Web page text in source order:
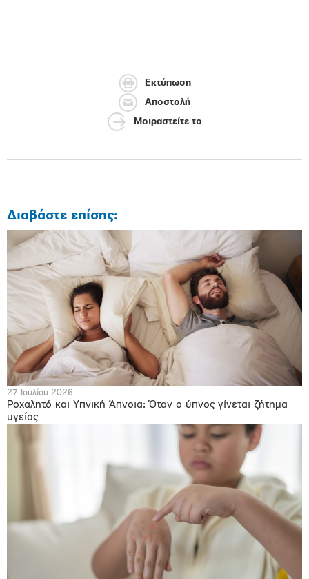
Εκτύπωση
Αποστολή
Μοιραστείτε το
Διαβάστε επίσης:
27 Ιουλίου 2026
Ροχαλητό και Υπνική Άπνοια: Όταν ο ύπνος γίνεται ζήτημα
υγείας